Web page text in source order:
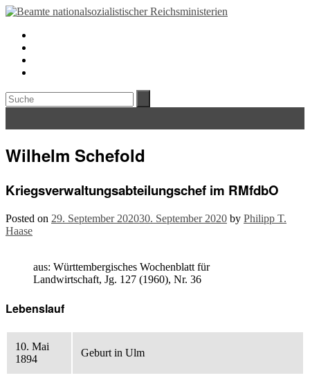
Wilhelm Schefold
Kriegsverwaltungsabteilungschef im RMfdbO
Posted on 29. September 202030. September 2020 by Philipp T.
Haase
aus: Württembergisches Wochenblatt für
Landwirtschaft, Jg. 127 (1960), Nr. 36
Lebenslauf
10. Mai
1894
Geburt in Ulm